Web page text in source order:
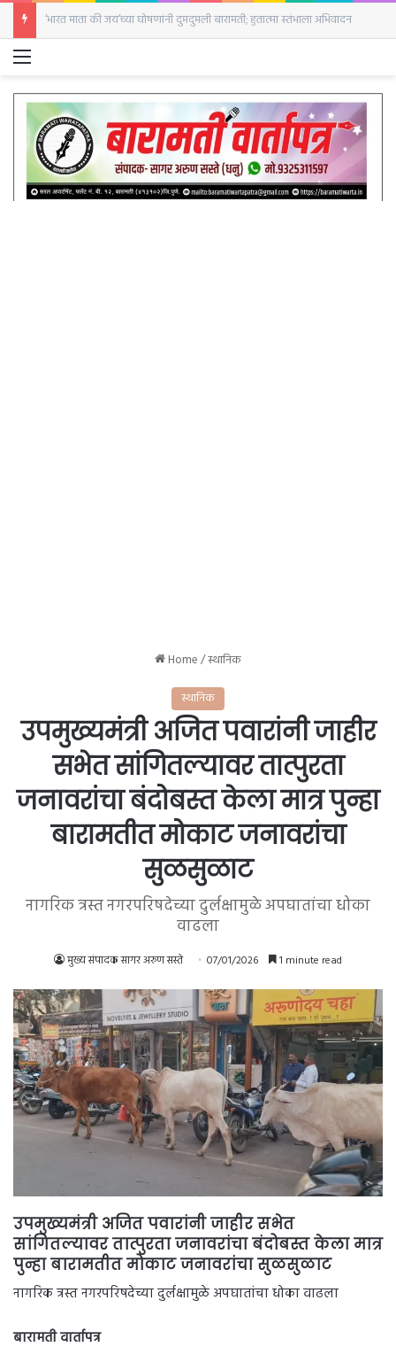
बारामतीत सजली घोड्यांची बाजारपेठ; पहिल्याच दिवशी २५ घोडे दाखल
Menu
Home/स्थानिक
स्थानिक
उपमुख्यमंत्री अजित पवारांनी जाहीर
सभेत सांगितल्यावर तात्पुरता
जनावरांचा बंदोबस्त केला मात्र पुन्हा
बारामतीत मोकाट जनावरांचा
सुळसुळाट
नागरिक त्रस्त नगरपरिषदेच्या दुर्लक्षामुळे अपघातांचा धोका
वाढला
मुख्य संपादक सागर अरुण सस्ते 07/01/2026 1 minute read
उपमुख्यमंत्री अजित पवारांनी जाहीर सभेत
सांगितल्यावर तात्पुरता जनावरांचा बंदोबस्त केला मात्र
पुन्हा बारामतीत मोकाट जनावरांचा सुळसुळाट
नागरिक त्रस्त नगरपरिषदेच्या दुर्लक्षामुळे अपघातांचा धोका वाढला
बारामती वार्तापत्र